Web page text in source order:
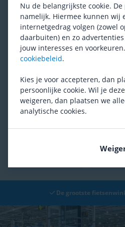
Shimano
Rechts
24,95
Ben je tevreden met
Ja
De grootste
Nu de belangrijkste cookie.
namelijk. Hiermee kunnen wij
internetgedrag volgen (zowel
daarbuiten) en zo
jouw interesses en
cookiebeleid.
Kies je voor accepteren, dan
persoonlijke cookie. Wil je
weigeren, dan plaatsen we
analytische cookies.